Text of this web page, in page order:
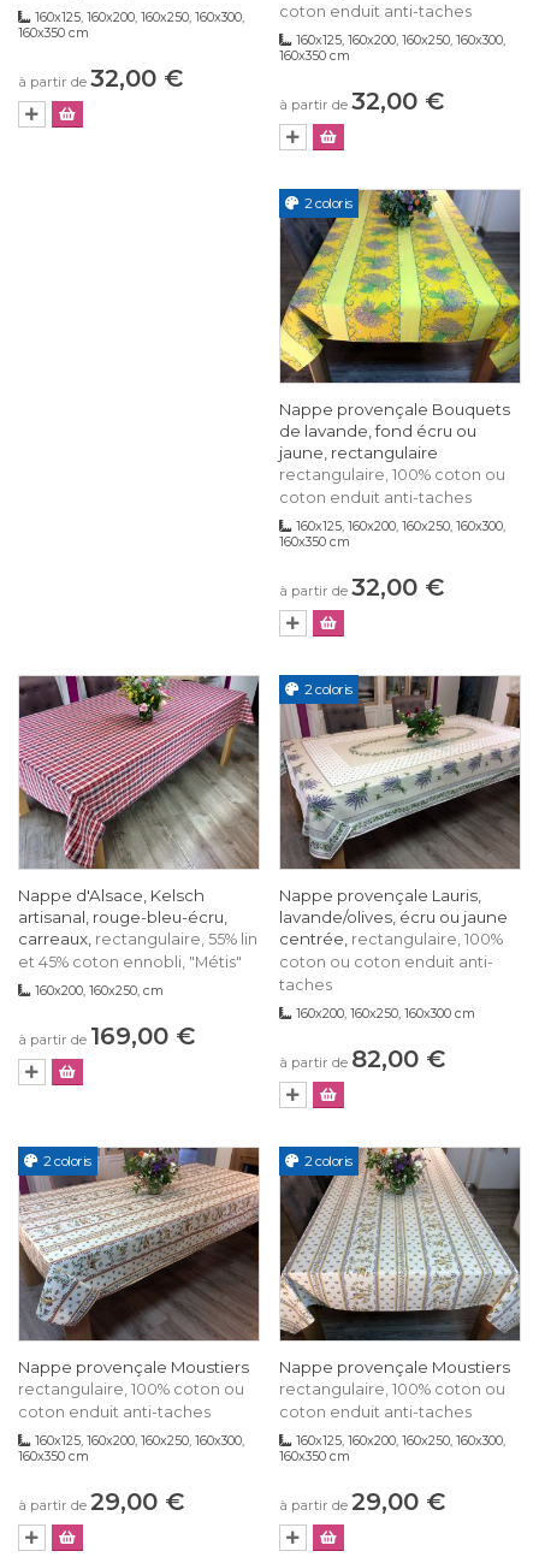
160x125, 160x200, 160x250, 160x300,
160x350 cm
à partir de 32,00 €
coton enduit anti-taches
160x125, 160x200, 160x250, 160x300,
160x350 cm
à partir de 32,00 €
2 coloris
Nappe provençale Bouquets
de lavande, fond écru ou
jaune, rectangulaire
rectangulaire, 100% coton ou
coton enduit anti-taches
160x125, 160x200, 160x250, 160x300,
160x350 cm
à partir de 32,00 €
Nappe d'Alsace, Kelsch
artisanal, rouge-bleu-écru,
carreaux, rectangulaire, 55% lin
et 45% coton ennobli, "Métis"
160x200, 160x250, cm
à partir de 169,00 €
2 coloris
Nappe provençale Lauris,
lavande/olives, écru ou jaune
centrée, rectangulaire, 100%
coton ou coton enduit anti-
taches
160x200, 160x250, 160x300 cm
à partir de 82,00 €
2 coloris
Nappe provençale Moustiers
rectangulaire, 100% coton ou
coton enduit anti-taches
160x125, 160x200, 160x250, 160x300,
160x350 cm
à partir de 29,00 €
2 coloris
Nappe provençale Moustiers
rectangulaire, 100% coton ou
coton enduit anti-taches
160x125, 160x200, 160x250, 160x300,
160x350 cm
à partir de 29,00 €